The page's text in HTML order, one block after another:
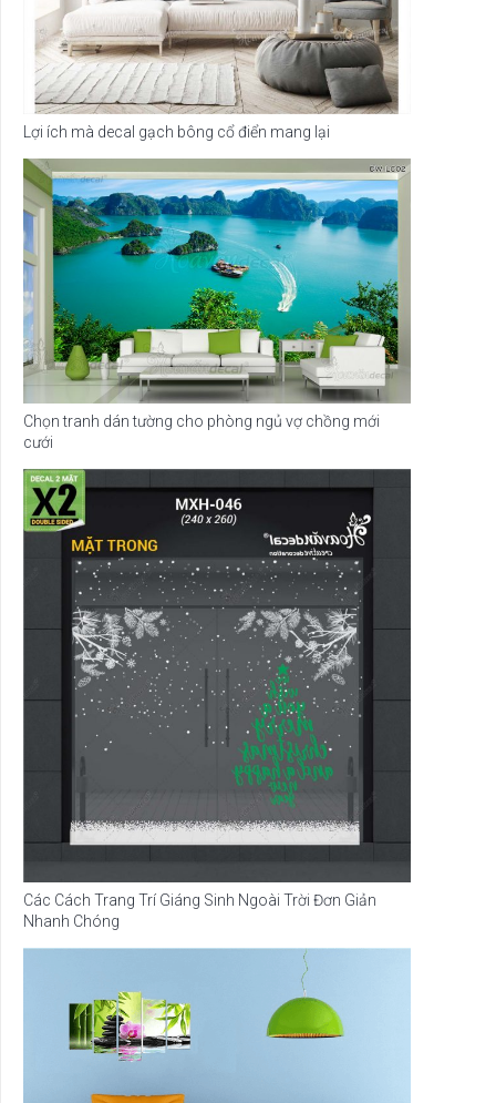
Lợi ích mà decal gạch bông cổ điển mang lại
Chọn tranh dán tường cho phòng ngủ vợ chồng mới
cưới
Các Cách Trang Trí Giáng Sinh Ngoài Trời Đơn Giản
Nhanh Chóng